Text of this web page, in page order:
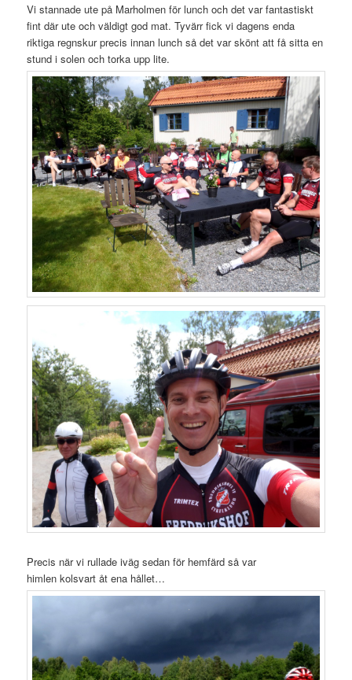
Vi stannade ute på Marholmen för lunch och det var fantastiskt
fint där ute och väldigt god mat. Tyvärr fick vi dagens enda
riktiga regnskur precis innan lunch så det var skönt att få sitta en
stund i solen och torka upp lite.
Precis när vi rullade iväg sedan för hemfärd så var
himlen kolsvart åt ena hållet…